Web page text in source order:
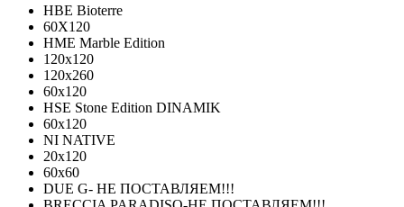
HBE Bioterre
60Х120
HME Marble Edition
120x120
120x260
60x120
HSE Stone Edition DINAMIK
60x120
NI NATIVE
20х120
60х60
DUE G- НЕ ПОСТАВЛЯЕМ!!!